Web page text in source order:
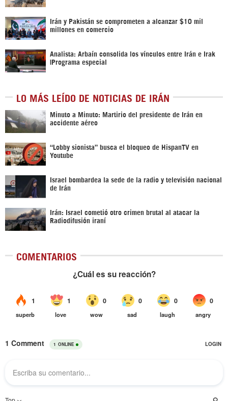
Irán y Pakistán se comprometen a alcanzar $10 mil
millones en comercio
Analista: Arbaín consolida los vínculos entre Irán e Irak
|Programa especial
LO MÁS LEÍDO DE NOTICIAS DE IRÁN
Minuto a Minuto: Martirio del presidente de Irán en
accidente aéreo
“Lobby sionista” busca el bloqueo de HispanTV en
Youtube
Israel bombardea la sede de la radio y televisión nacional
de Irán
Irán: Israel cometió otro crimen brutal al atacar la
Radiodifusión iraní
COMENTARIOS